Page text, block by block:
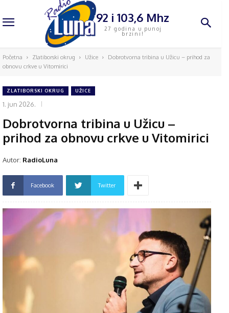
92 i 103,6 Mhz
27 godina u punoj
brzini!
Početna Zlatiborski okrug Užice
Dobrotvorna tribina u Užicu – prihod za
obnovu crkve u Vitomirici
ZLATIBORSKI OKRUG UŽICE
1. jun 2026.
Dobrotvorna tribina u Užicu –
prihod za obnovu crkve u Vitomirici
Autor: RadioLuna
Facebook Twitter